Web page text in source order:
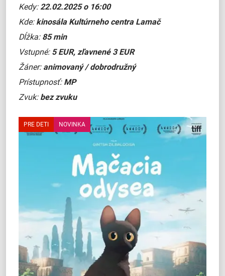
Kedy: 22.02.2025 o 16:00
Kde: kinosála Kultúrneho centra Lamač
Dĺžka: 85 min
Vstupné: 5 EUR, zľavnené 3 EUR
Žáner: animovaný / dobrodružný
Prístupnosť: MP
Zvuk: bez zvuku
PRE DETI NOVINKA